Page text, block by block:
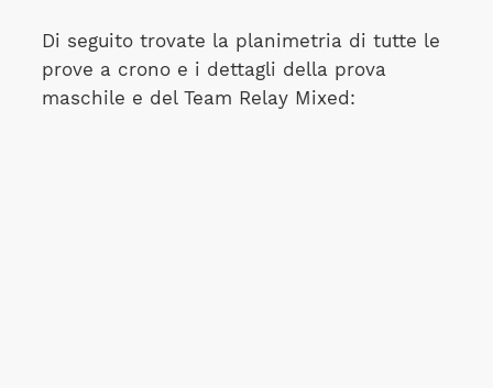
Di seguito trovate la planimetria di tutte le
prove a crono e i dettagli della prova
maschile e del Team Relay Mixed: